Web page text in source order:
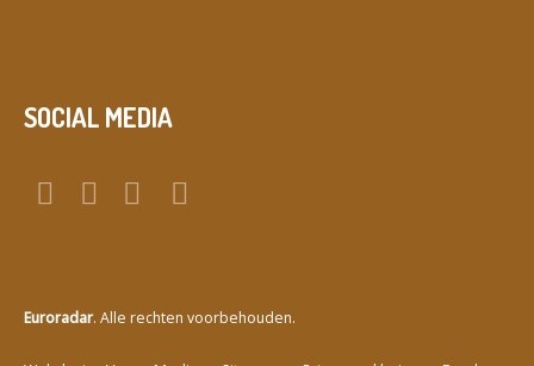
SOCIAL MEDIA
Euroradar. Alle rechten voorbehouden.